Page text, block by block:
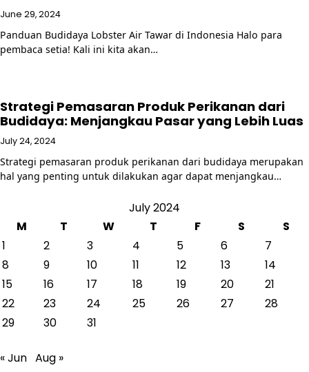
June 29, 2024
Panduan Budidaya Lobster Air Tawar di Indonesia Halo para
pembaca setia! Kali ini kita akan…
Strategi Pemasaran Produk Perikanan dari
Budidaya: Menjangkau Pasar yang Lebih Luas
July 24, 2024
Strategi pemasaran produk perikanan dari budidaya merupakan
hal yang penting untuk dilakukan agar dapat menjangkau…
July 2024
M
T W T F S
S
1
2 3 4 5 6
7
8
9 10 11 12 13
14
15
16 17 18 19 20
21
22
23 24 25 26 27
28
29
30 31
« Jun Aug »